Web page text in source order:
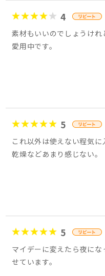
4
素材もいいのでしょうけ
愛用中です。
5
これ以外は使えない程気に
乾燥などあまり感じない。
5
マイデーに変えたら夜に
せています。